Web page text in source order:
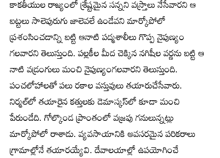
కాకతీయుల రాజ్యంలో శ్రేష్టమైన సన్నని వస్ర్తాలు నేసేవారని ఆ
బట్టలు సాలెపురుగు జాలెవలే ఉండేవని మార్కోపోలో
ప్రశంసించడాన్ని బట్టి ఆనాటి పద్మశాలీలు గొప్ప నైపుణ్యం
గలవారని తెలుస్తుంది. పల్లకీల మీద చెక్కిన నగిషీల వర్ణను బట్టి ఆ
నాటి వడ్రంగులు మంచి నైపుణ్యంగలవారని తెలుస్తుంది.
పంచలోహాలతో పలు రకాల వస్తువులు తయారుచేసేవారు.
నిర్మల్‌లో తయారైన కత్తులకు డెమాస్కస్‌లో కూడా మంచి
పేరుండేది. గోల్కొండ ప్రాంతంలో వజ్రపు గనులున్నట్లు
మార్కోపోలో రాశాడు. వ్యవసాయానికి అవసరమైన పరికరాలు
గ్రామాల్లోనే తయారయ్యేవి. దేవాలయాల్లో ఉపయోగించే